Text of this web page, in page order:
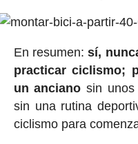
En resumen:sí,
practicar ciclismo;
un anciano sin unos
sin una rutina
ciclismo para